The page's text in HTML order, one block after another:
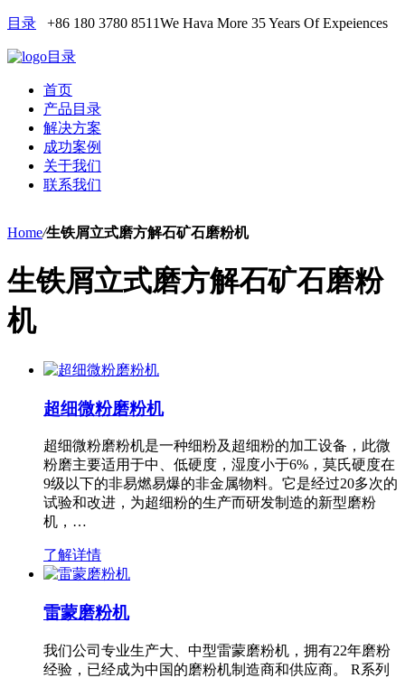
目录 +86 180 3780 8511We Hava More 35 Years Of Expeiences
目录
首页
产品目录
解决方案
成功案例
关于我们
联系我们
Home/生铁屑立式磨方解石矿石磨粉机
生铁屑立式磨方解石矿石磨粉
机
超细微粉磨粉机
超细微粉磨粉机是一种细粉及超细粉的加工设备，此微
粉磨主要适用于中、低硬度，湿度小于6%，莫氏硬度在
9级以下的非易燃易爆的非金属物料。它是经过20多次的
试验和改进，为超细粉的生产而研发制造的新型磨粉
机，…
了解详情
雷蒙磨粉机
我们公司专业生产大、中型雷蒙磨粉机，拥有22年磨粉
经验，已经成为中国的磨粉机制造商和供应商。 R系列